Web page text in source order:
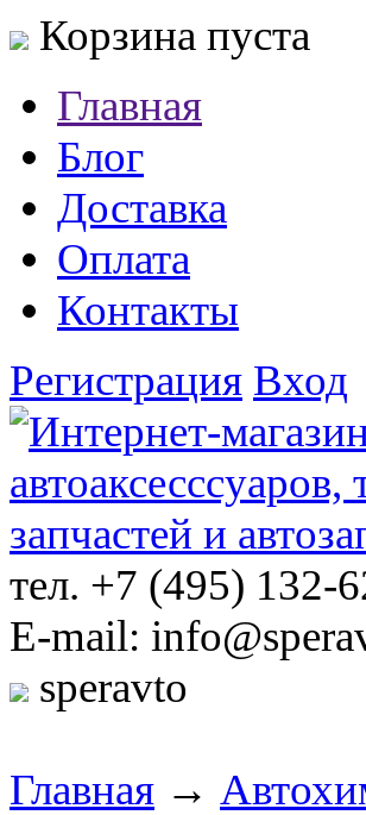
Корзина пуста
Главная
Блог
Доставка
Оплата
Контакты
Регистрация Вход
тел. +7 (495) 132-
E-mail:
speravto
Главная →